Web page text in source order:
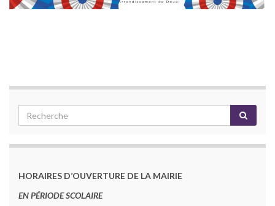
HORAIRES D’OUVERTURE DE LA MAIRIE
EN PÉRIODE SCOLAIRE